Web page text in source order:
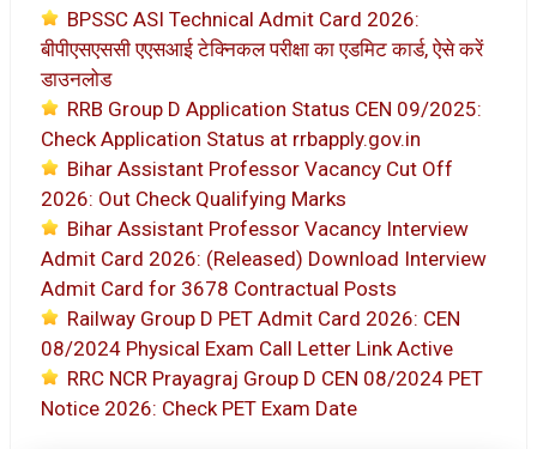
BPSSC ASI Technical Admit Card 2026:
बीपीएसएससी एएसआई टेक्निकल परीक्षा का एडमिट कार्ड, ऐसे करें
डाउनलोड
RRB Group D Application Status CEN 09/2025:
Check Application Status at rrbapply.gov.in
Bihar Assistant Professor Vacancy Cut Off
2026: Out Check Qualifying Marks
Bihar Assistant Professor Vacancy Interview
Admit Card 2026: (Released) Download Interview
Admit Card for 3678 Contractual Posts
Railway Group D PET Admit Card 2026: CEN
08/2024 Physical Exam Call Letter Link Active
RRC NCR Prayagraj Group D CEN 08/2024 PET
Notice 2026: Check PET Exam Date